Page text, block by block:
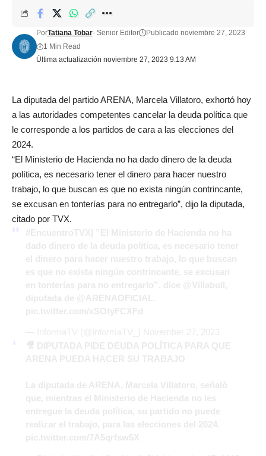
Última actualización noviembre 27, 2023 9:13 AM
PorTatiana Tobar- Senior Editor
Publicado noviembre 27, 2023
1 Min Read
La diputada del partido ARENA, Marcela Villatoro, exhortó hoy
a las autoridades competentes cancelar la deuda política que
le corresponde a los partidos de cara a las elecciones del
2024.
“El Ministerio de Hacienda no ha dado dinero de la deuda
política, es necesario tener el dinero para hacer nuestro
trabajo, lo que buscan es que no exista ningún contrincante,
se excusan en tonterías para no entregarlo”, dijo la diputada,
citado por TVX.